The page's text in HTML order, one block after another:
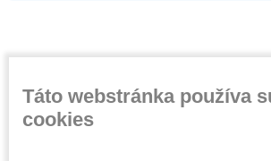
Táto webstránka používa
cookies